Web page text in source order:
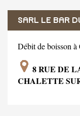
SARL LE BAR
Débit de boisson
8 RUE DE
CHALETTE